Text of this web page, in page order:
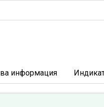
информация